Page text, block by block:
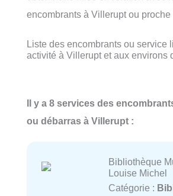
encombrants à Villerupt ou proche
Liste des encombrants ou service
activité à Villerupt et aux environs
Il y a 8 services des
ou débarras à Villerupt :
Bibliothèque
Louise Michel
Catégorie :